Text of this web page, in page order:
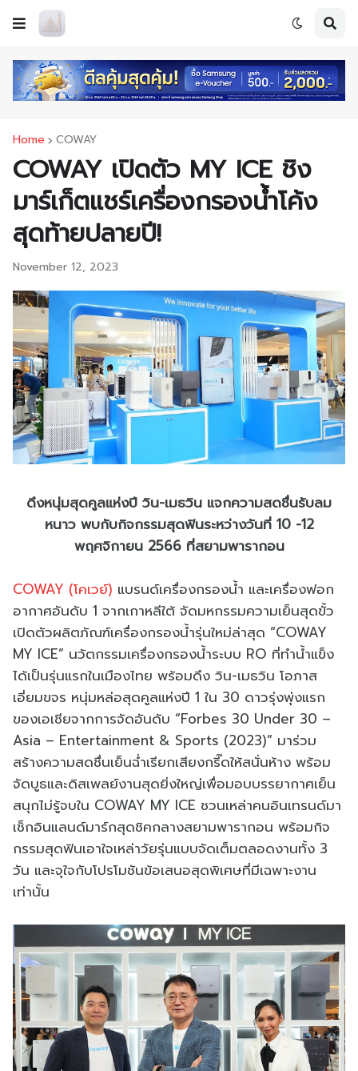
Home COWAY
COWAY เปิดตัว MY ICE ชิง
มาร์เก็ตแชร์เครื่องกรองน้ำโค้ง
สุดท้ายปลายปี!
November 12, 2023
ดึงหนุ่มสุดคูลแห่งปี วิน-เมธวิน แจกความสดชื่นรับลม
หนาว พบกับกิจกรรมสุดฟินระหว่างวันที่ 10 -12
พฤศจิกายน 2566 ที่สยามพารากอน
COWAY (โคเวย์) แบรนด์เครื่องกรองน้ำ และเครื่องฟอก
อากาศอันดับ 1 จากเกาหลีใต้ จัดมหกรรมความเย็นสุดขั้ว
เปิดตัวผลิตภัณฑ์เครื่องกรองน้ำรุ่นใหม่ล่าสุด “COWAY
MY ICE” นวัตกรรมเครื่องกรองน้ำระบบ RO ที่ทำน้ำแข็ง
ได้เป็นรุ่นแรกในเมืองไทย พร้อมดึง วิน-เมธวิน โอภาส
เอี่ยมขจร หนุ่มหล่อสุดคูลแห่งปี 1 ใน 30 ดาวรุ่งพุ่งแรก
ของเอเชียจากการจัดอันดับ “Forbes 30 Under 30 –
Asia – Entertainment & Sports (2023)” มาร่วม
สร้างความสดชื่นเย็นฉ่ำเรียกเสียงกรี๊ดให้สนั่นห้าง พร้อม
จัดบูธและดิสเพลย์งานสุดยิ่งใหญ่เพื่อมอบบรรยากาศเย็น
สนุกไม่รู้จบใน COWAY MY ICE ชวนเหล่าคนอินเทรนด์มา
เช็กอินแลนด์มาร์กสุดชิคกลางสยามพารากอน พร้อมกิจ
กรรมสุดฟินเอาใจเหล่าวัยรุ่นแบบจัดเต็มตลอดงานทั้ง 3
วัน และจุใจกับโปรโมชันข้อเสนอสุดพิเศษที่มีเฉพาะงาน
เท่านั้น